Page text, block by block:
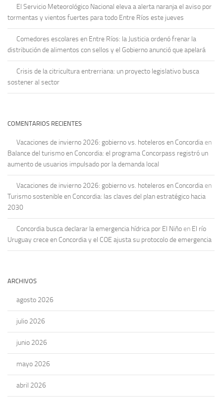
El Servicio Meteorológico Nacional eleva a alerta naranja el aviso por
tormentas y vientos fuertes para todo Entre Ríos este jueves
Comedores escolares en Entre Ríos: la Justicia ordenó frenar la
distribución de alimentos con sellos y el Gobierno anunció que apelará
Crisis de la citricultura entrerriana: un proyecto legislativo busca
sostener al sector
COMENTARIOS RECIENTES
Vacaciones de invierno 2026: gobierno vs. hoteleros en Concordia en
Balance del turismo en Concordia: el programa Concorpass registró un
aumento de usuarios impulsado por la demanda local
Vacaciones de invierno 2026: gobierno vs. hoteleros en Concordia en
Turismo sostenible en Concordia: las claves del plan estratégico hacia
2030
Concordia busca declarar la emergencia hídrica por El Niño en El río
Uruguay crece en Concordia y el COE ajusta su protocolo de emergencia
ARCHIVOS
agosto 2026
julio 2026
junio 2026
mayo 2026
abril 2026